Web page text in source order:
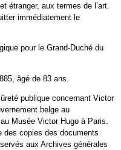
étranger, aux termes de l’art.
immédiatement le
pour le Grand-Duché du
âgé de 83 ans.
publique concernant Victor
belge au
Musée Victor Hugo à Paris.
des copies des documents
aux Archives générales